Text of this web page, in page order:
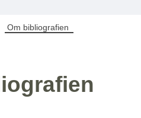
Om bibliografien